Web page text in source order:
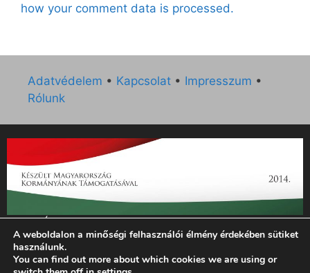
how your comment data is processed.
Adatvédelem • Kapcsolat • Impresszum •
Rólunk
„Az Új Ember katolikus hetilap 2014. évi működésének
támogatását az EGYH-KCP-14-P-0121 sz. támogatási
szerződés keretében 3 000 000 Ft összegben támogatta az
Emberi Erőforrások Minisztériuma.”
A weboldalon a minőségi felhasználói élmény érdekében sütiket
használunk.
You can find out more about which cookies we are using or